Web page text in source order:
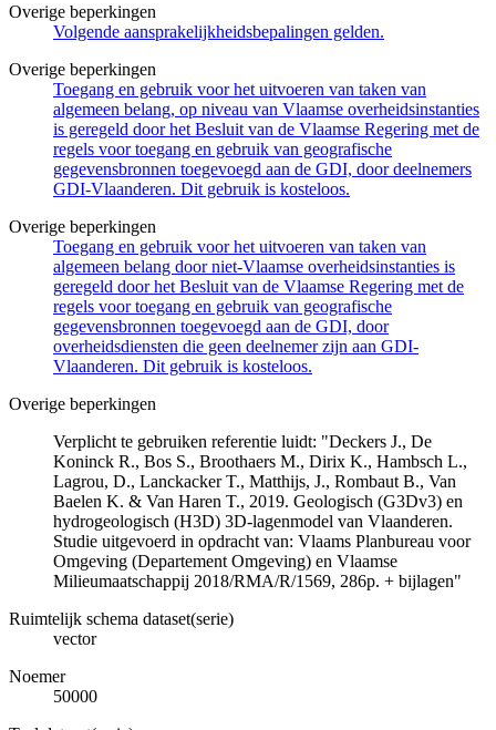
Overige beperkingen
Volgende aansprakelijkheidsbepalingen gelden.
Overige beperkingen
Toegang en gebruik voor het uitvoeren van taken van
algemeen belang, op niveau van Vlaamse overheidsinstanties
is geregeld door het Besluit van de Vlaamse Regering met de
regels voor toegang en gebruik van geografische
gegevensbronnen toegevoegd aan de GDI, door deelnemers
GDI-Vlaanderen. Dit gebruik is kosteloos.
Overige beperkingen
Toegang en gebruik voor het uitvoeren van taken van
algemeen belang door niet-Vlaamse overheidsinstanties is
geregeld door het Besluit van de Vlaamse Regering met de
regels voor toegang en gebruik van geografische
gegevensbronnen toegevoegd aan de GDI, door
overheidsdiensten die geen deelnemer zijn aan GDI-
Vlaanderen. Dit gebruik is kosteloos.
Overige beperkingen
Verplicht te gebruiken referentie luidt: "Deckers J., De
Koninck R., Bos S., Broothaers M., Dirix K., Hambsch L.,
Lagrou, D., Lanckacker T., Matthijs, J., Rombaut B., Van
Baelen K. & Van Haren T., 2019. Geologisch (G3Dv3) en
hydrogeologisch (H3D) 3D-lagenmodel van Vlaanderen.
Studie uitgevoerd in opdracht van: Vlaams Planbureau voor
Omgeving (Departement Omgeving) en Vlaamse
Milieumaatschappij 2018/RMA/R/1569, 286p. + bijlagen"
Ruimtelijk schema dataset(serie)
vector
Noemer
50000